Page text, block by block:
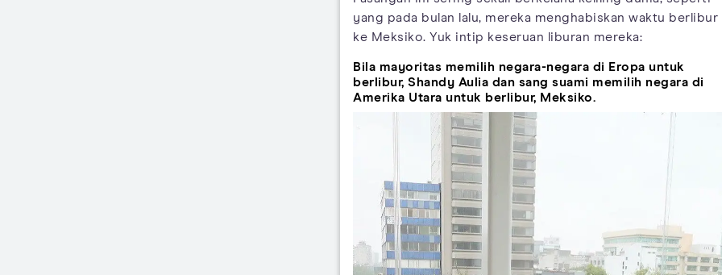
yang pada bulan lalu, mereka menghabiskan waktu berlibur
ke Meksiko. Yuk intip keseruan liburan mereka:
Bila mayoritas memilih negara-negara di Eropa untuk
berlibur, Shandy Aulia dan sang suami memilih negara di
Amerika Utara untuk berlibur, Meksiko.